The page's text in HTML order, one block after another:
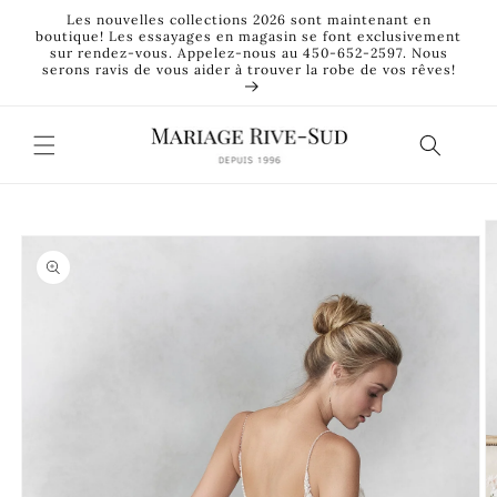
passer
au
contenu
Les nouvelles collections 2026 sont maintenant en
boutique! Les essayages en magasin se font exclusivement
sur rendez-vous. Appelez-nous au 450-652-2597. Nous
serons ravis de vous aider à trouver la robe de vos rêves!
informations
produits